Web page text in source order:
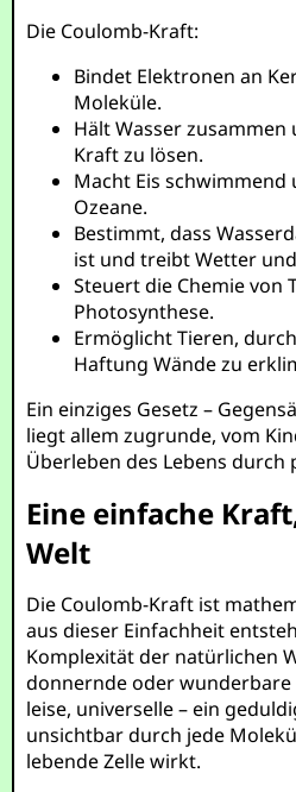
Die Coulomb-Kraft:
Bindet Elektronen an
Moleküle.
Hält Wasser
Kraft zu lösen.
Macht Eis
Ozeane.
Bestimmt, dass
ist und treibt Wetter
Steuert die Chemie von
Photosynthese.
Ermöglicht Tieren,
Haftung Wände zu
Ein einziges Gesetz –
liegt allem zugrunde, vom
Überleben des Lebens durch
Eine einfache
Welt
Die Coulomb-Kraft ist
aus dieser Einfachheit
Komplexität der natürlichen
donnernde oder
leise, universelle – ein
unsichtbar durch jede
lebende Zelle wirkt.